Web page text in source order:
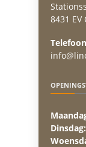
8431
Dinsdag: